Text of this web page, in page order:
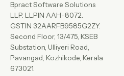
Bpract Software Solutions
LLP. LLPIN AAH-8072.
GSTIN 32AARFB9585G2ZY.
Second Floor, 13/475, KSEB
Substation, Ulliyeri Road,
Pavangad, Kozhikode, Kerala
673021.